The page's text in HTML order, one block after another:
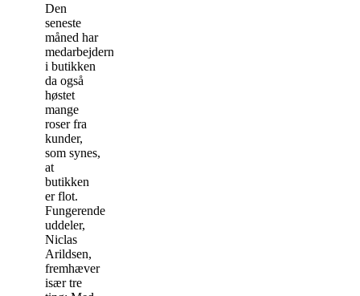
Den
seneste
måned har
medarbejderne
i butikken
da også
høstet
mange
roser fra
kunder,
som synes,
at
butikken
er flot.
Fungerende
uddeler,
Niclas
Arildsen,
fremhæver
især tre